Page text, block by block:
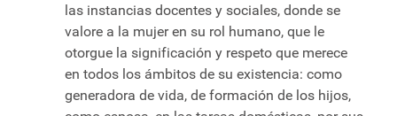
las instancias docentes y sociales, donde se
valore a la mujer en su rol humano, que le
otorgue la significación y respeto que merece
en todos los ámbitos de su existencia: como
generadora de vida, de formación de los hijos,